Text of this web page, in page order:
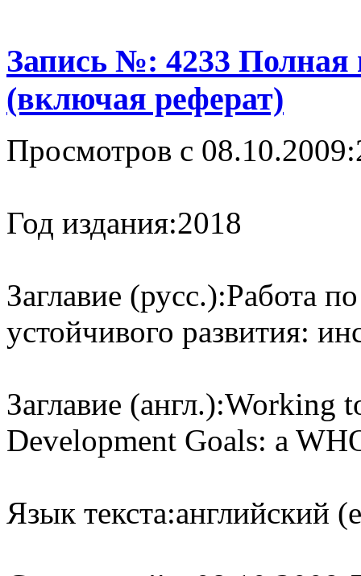
Запись №: 4233 Полная
(включая реферат)
Просмотров с 08.10.2009:
Год издания:2018
Заглавие (русс.):Работа
устойчивого развития:
Заглавие (англ.):Working
Development Goals: a
Язык текста:английский